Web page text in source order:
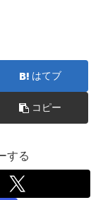
はてブ
コピー
する